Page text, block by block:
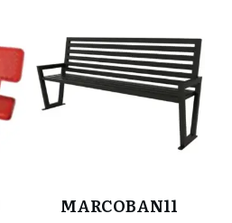
MARCOBAN11